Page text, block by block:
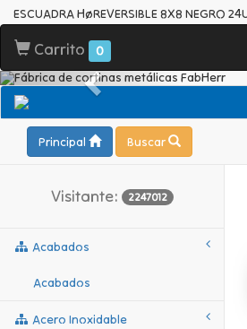
ESCUADRA HøREVERSIBLE 8X8 NEGRO
Carrito 0
Principal Buscar
Visitante: 2247012
Acabados
Acabados
Acero Inoxidable